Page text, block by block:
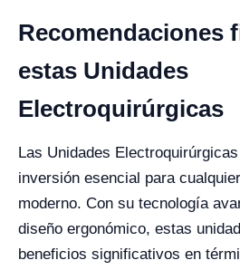
Recomendaciones
estas Unidades
Electroquirúrgicas
Las Unidades
inversión esencial para
moderno. Con su tecnología
diseño ergonómico, estas
beneficios significativos en